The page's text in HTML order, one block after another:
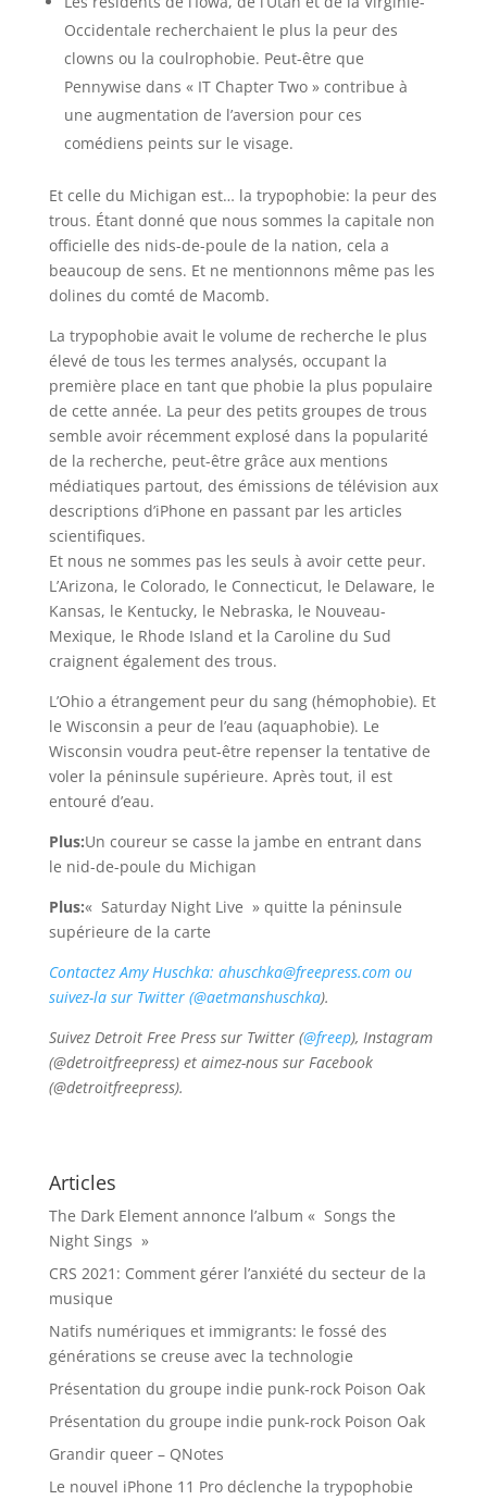
Occidentale recherchaient le plus la peur des
clowns ou la coulrophobie. Peut-être que
Pennywise dans « IT Chapter Two » contribue à
une augmentation de l’aversion pour ces
comédiens peints sur le visage.
Et celle du Michigan est… la trypophobie: la peur des
trous. Étant donné que nous sommes la capitale non
officielle des nids-de-poule de la nation, cela a
beaucoup de sens. Et ne mentionnons même pas les
dolines du comté de Macomb.
La trypophobie avait le volume de recherche le plus
élevé de tous les termes analysés, occupant la
première place en tant que phobie la plus populaire
de cette année. La peur des petits groupes de trous
semble avoir récemment explosé dans la popularité
de la recherche, peut-être grâce aux mentions
médiatiques partout, des émissions de télévision aux
descriptions d’iPhone en passant par les articles
scientifiques.
Et nous ne sommes pas les seuls à avoir cette peur.
L’Arizona, le Colorado, le Connecticut, le Delaware, le
Kansas, le Kentucky, le Nebraska, le Nouveau-
Mexique, le Rhode Island et la Caroline du Sud
craignent également des trous.
L’Ohio a étrangement peur du sang (hémophobie). Et
le Wisconsin a peur de l’eau (aquaphobie). Le
Wisconsin voudra peut-être repenser la tentative de
voler la péninsule supérieure. Après tout, il est
entouré d’eau.
Plus:Un coureur se casse la jambe en entrant dans
le nid-de-poule du Michigan
Plus:« Saturday Night Live » quitte la péninsule
supérieure de la carte
Contactez Amy Huschka: ahuschka@freepress.com ou
suivez-la sur Twitter (@aetmanshuschka).
Suivez Detroit Free Press sur Twitter (@freep), Instagram
(@detroitfreepress) et aimez-nous sur Facebook
(@detroitfreepress).
Articles
The Dark Element annonce l’album « Songs the
Night Sings »
CRS 2021: Comment gérer l’anxiété du secteur de la
musique
Natifs numériques et immigrants: le fossé des
générations se creuse avec la technologie
Présentation du groupe indie punk-rock Poison Oak
Présentation du groupe indie punk-rock Poison Oak
Grandir queer – QNotes
Le nouvel iPhone 11 Pro déclenche la trypophobie